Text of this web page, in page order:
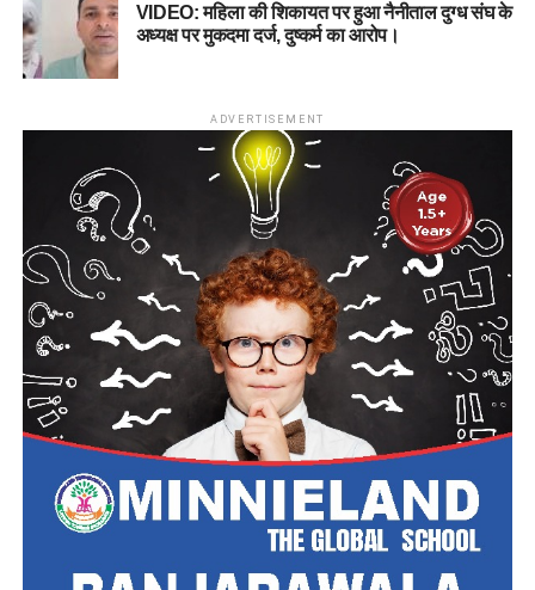
VIDEO: महिला की शिकायत पर हुआ नैनीताल दुग्ध संघ के
अध्यक्ष पर मुकदमा दर्ज, दुष्कर्म का आरोप।
ADVERTISEMENT